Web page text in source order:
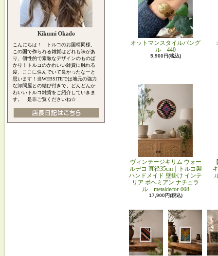
Kikumi Okado
こんにちは！ トルコのお国柄同様、
この国で作られる雑貨はどれも味があ
り、個性的で素敵なデザインのものば
かり！トルコのかわいい雑貨に触れる
度、ここに住んでいて良かったなーと
思います！当WEBSITEでは地元の強力
な卸問屋との結び付きで、どんどんか
わいいトルコ雑貨をご紹介していきま
す。 是非ご覧くださいね☆
オットマンスタイルバング
ル 440
5,900円(税込)
ヴィンテージキリム ウォー
ルデコ 直径35cm｜トルコ製
ハンドメイド 壁掛け インテ
リア ボヘミアン ナチュラ
ル metaldecor-008
17,900円(税込)